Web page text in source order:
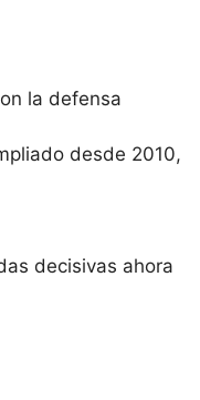
la defensa
desde 2010,
decisivas ahora